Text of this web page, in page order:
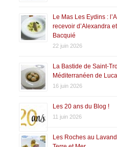
Le Mas Les Eydins :
recevoir d’Alexandra
Bacquié
22 juin 2026
La Bastide de Saint-
Méditerranéen de
16 juin 2026
Les 20 ans du Blog !
11 juin 2026
Les Roches au